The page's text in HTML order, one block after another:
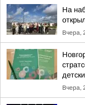
На
Вчера,
Вчера,